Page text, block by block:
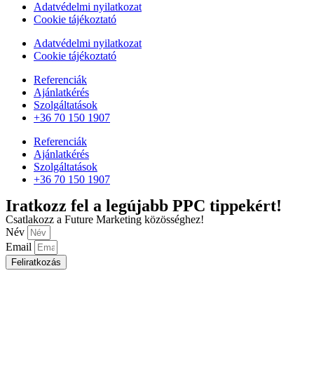
Adatvédelmi nyilatkozat
Cookie tájékoztató
Adatvédelmi nyilatkozat
Cookie tájékoztató
Referenciák
Ajánlatkérés
Szolgáltatások
+36 70 150 1907
Referenciák
Ajánlatkérés
Szolgáltatások
+36 70 150 1907
Iratkozz fel a legújabb PPC tippekért!
Csatlakozz a Future Marketing közösséghez!
Név
Email
Feliratkozás